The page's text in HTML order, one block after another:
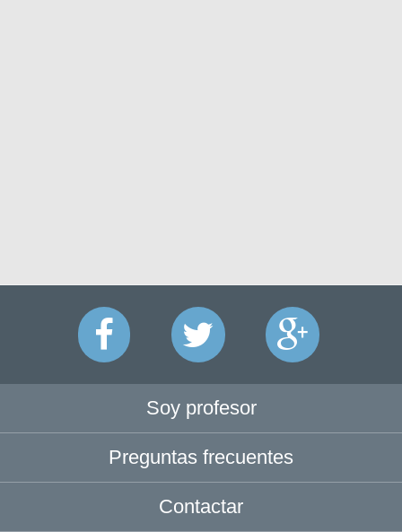
Soy profesor
Preguntas frecuentes
Contactar